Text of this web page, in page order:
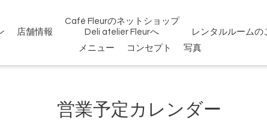
店舗情報
Café Fleurのネットショップ
Deli atelier Fleurへ
レンタルルームの
メニュー
コンセプト 写真
営業予定カレンダー